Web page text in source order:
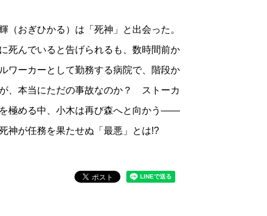
（おぎひかる）は「死神」と出会った。
死んでいると告げられるも、数時間前か
ワーカーとして勤務する病院で、階段か
、本当にただの事故なのか？ ストーカ
極める中、小木は再び森へと向かう――
神が任務を果たせぬ「最悪」とは!?